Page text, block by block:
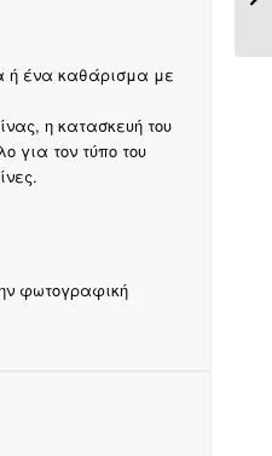
ή ένα καθάρισμα με
η κατασκευή του
για τον τύπο του
φωτογραφική